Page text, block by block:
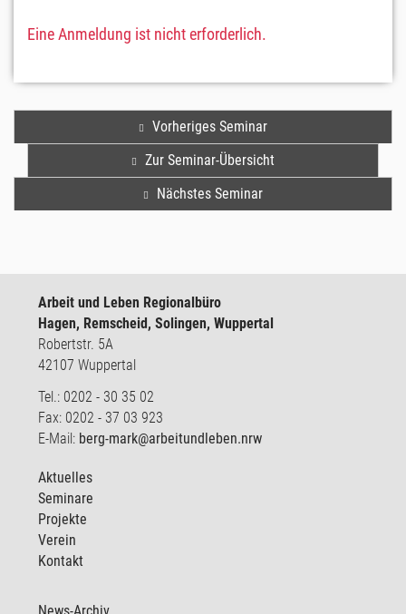
Eine Anmeldung ist nicht erforderlich.
Vorheriges Seminar
Zur Seminar-Übersicht
Nächstes Seminar
Arbeit und Leben Regionalbüro
Hagen, Remscheid, Solingen, Wuppertal
Robertstr. 5A
42107 Wuppertal
Tel.: 0202 - 30 35 02
Fax: 0202 - 37 03 923
E-Mail: berg-mark@arbeitundleben.nrw
Aktuelles
Seminare
Projekte
Verein
Kontakt